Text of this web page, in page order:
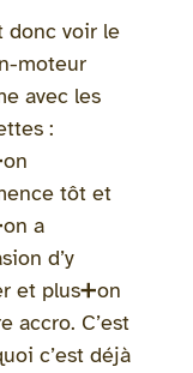
donc voir le
moteur
avec les
:
tôt et
a
d’y
et plus➕on
accro. C’est
c’est déjà